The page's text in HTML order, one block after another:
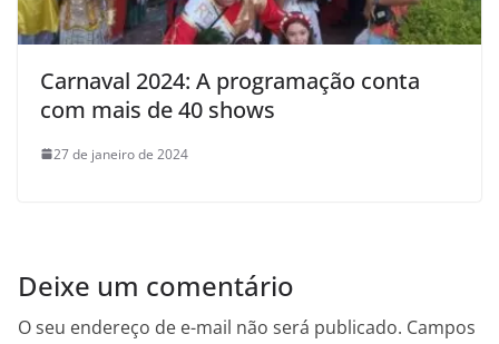
Carnaval 2024: A programação conta
com mais de 40 shows
27 de janeiro de 2024
Deixe um comentário
O seu endereço de e-mail não será publicado. Campos